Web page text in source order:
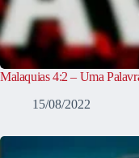
Malaquias 4:2 – Uma
15/08/2022